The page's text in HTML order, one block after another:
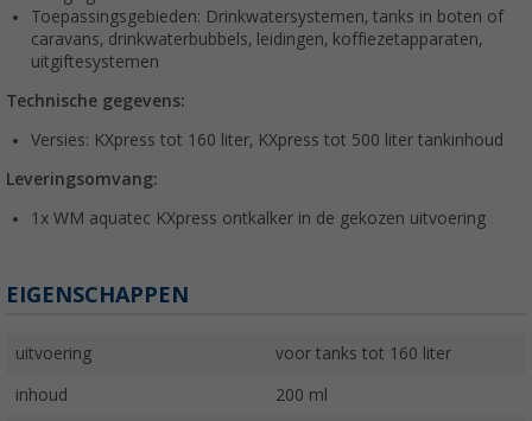
Toepassingsgebieden: Drinkwatersystemen, tanks in boten of
caravans, drinkwaterbubbels, leidingen, koffiezetapparaten,
uitgiftesystemen
Technische gegevens:
Versies: KXpress tot 160 liter, KXpress tot 500 liter tankinhoud
Leveringsomvang:
1x WM aquatec KXpress ontkalker in de gekozen uitvoering
EIGENSCHAPPEN
uitvoering voor tanks tot 160 liter
inhoud 200 ml